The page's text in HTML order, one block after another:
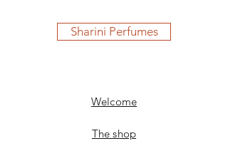
Sharini Perfumes
Welcome
The shop